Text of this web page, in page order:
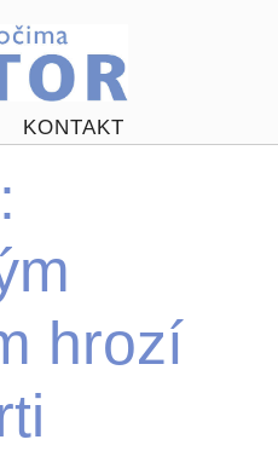
KONTAKT
hrozí